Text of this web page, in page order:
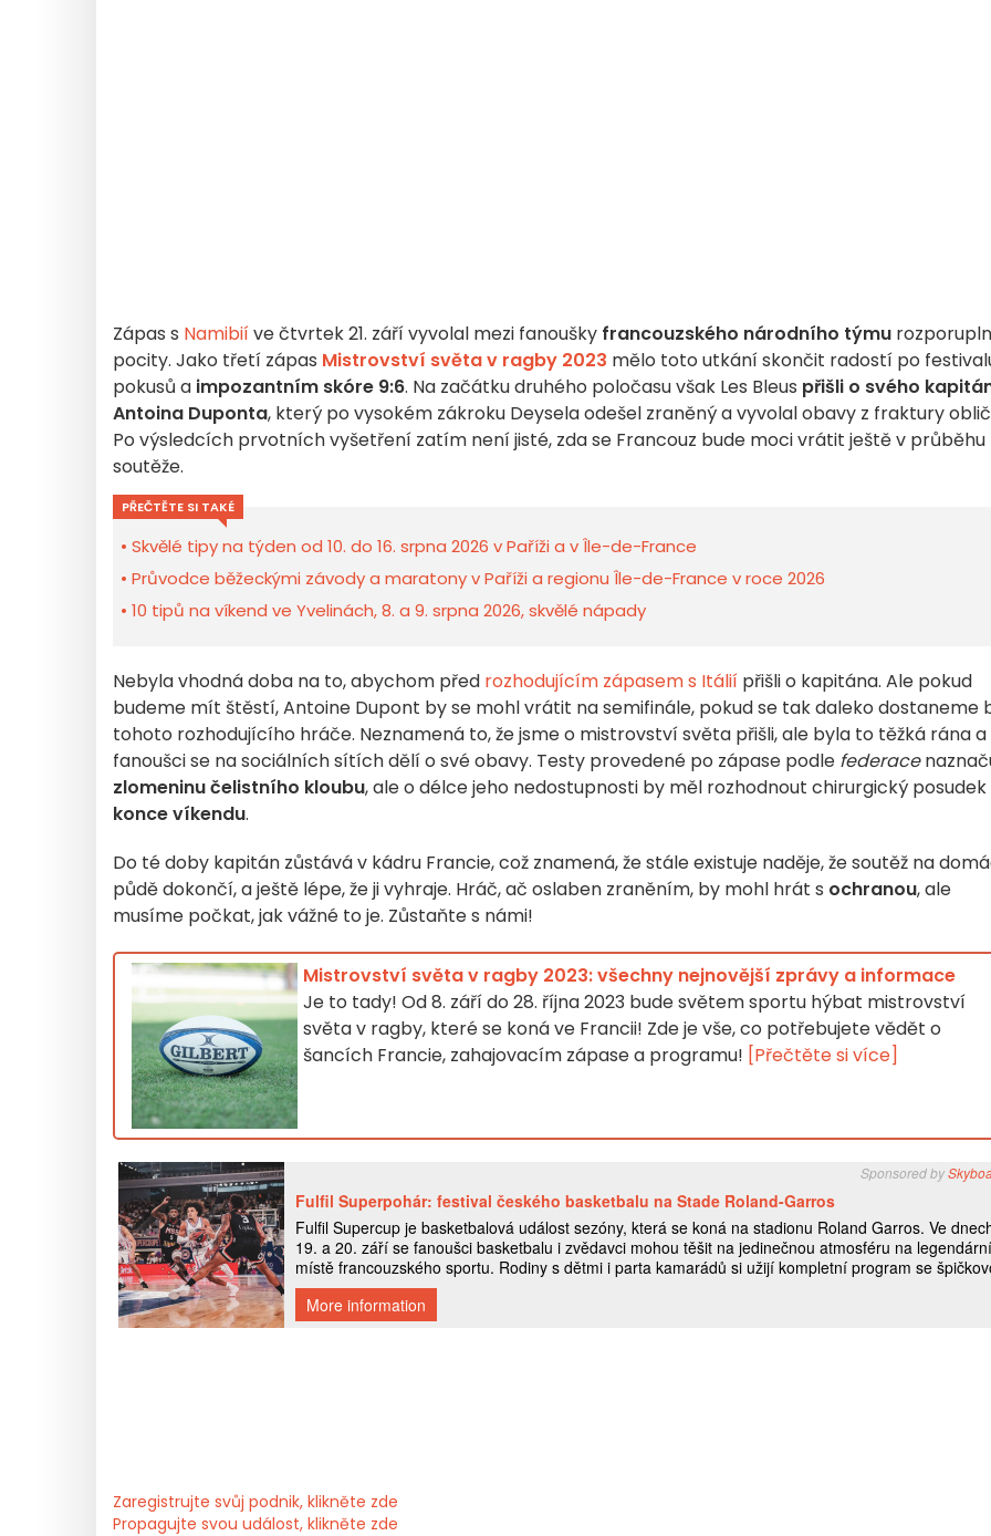
Zápas s Namibiíve čtvrtek 21. září vyvolal mezi fanoušky francouzského národního týmu
pocity. Jako třetí zápas Mistrovství světa v ragby 2023 mělo toto utkání skončit radostí po
pokusů a impozantním skóre 9:6. Na začátku druhého poločasu však Les Bleus přišli o svého
Antoina Duponta, který po vysokém zákroku Deysela odešel zraněný a vyvolal obavy z fraktury
Po výsledcích prvotních vyšetření zatím není jisté, zda se Francouz bude moci vrátit ještě v průběhu
soutěže.
PŘEČTĚTE SI TAKÉ
Skvělé tipy na týden od 10. do 16. srpna 2026 v Paříži a v Île-de-France
Průvodce běžeckými závody a maratony v Paříži a regionu Île-de-France v roce 2026
10 tipů na víkend ve Yvelinách, 8. a 9. srpna 2026, skvělé nápady
Nebyla vhodná doba na to, abychom před rozhodujícím zápasem s Itálií přišli o kapitána. Ale pokud
budeme mít štěstí, Antoine Dupont by se mohl vrátit na semifinále, pokud se tak daleko dostaneme
tohoto rozhodujícího hráče. Neznamená to, že jsme o mistrovství světa přišli, ale byla to těžká rána a
fanoušci se na sociálních sítích dělí o své obavy. Testy provedené po zápase podle federace
zlomeninu čelistního kloubu, ale o délce jeho nedostupnosti by měl rozhodnout chirurgický posudek
konce víkendu.
Do té doby kapitán zůstává v kádru Francie, což znamená, že stále existuje naděje, že soutěž na
půdě dokončí, a ještě lépe, že ji vyhraje. Hráč, ač oslaben zraněním, by mohl hrát s ochranou, ale
musíme počkat, jak vážné to je. Zůstaňte s námi!
Mistrovství světa v ragby 2023: všechny nejnovější zprávy a informace
Je to tady! Od 8. září do 28. října 2023 bude světem sportu hýbat mistrovství
světa v ragby, které se koná ve Francii! Zde je vše, co potřebujete vědět o
šancích Francie, zahajovacím zápase a programu! [Přečtěte si více]
Zaregistrujte svůj podnik, klikněte zde
Propagujte svou událost, klikněte zde